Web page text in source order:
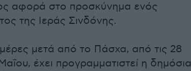
αφορά στο προσκύνημα ενός
της Ιεράς Σινδόνης.
μετά από το Πάσχα, από τις 28
έχει προγραμματιστεί η δημόσια